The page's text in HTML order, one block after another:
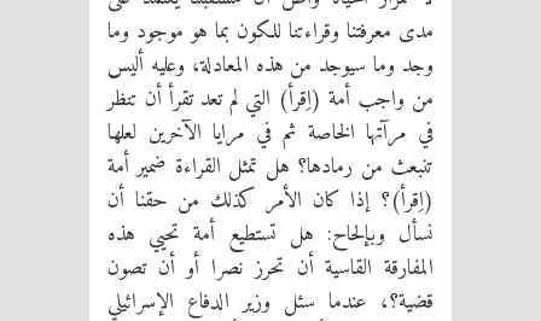
مدى معرفتنا وقراءتنا للكون بما هو موجود وما
وجد وما سيوجد من هذه المعادلة، وعليه أليس
من واجب أمة (اِقرأ) التي لم تعد تقرأ أن تنظر
في مرآتها الخاصة ثم في مرايا الآخرين لعلها
تنبعث من رمادها؟ هل تمثل القراءة ضمير أمة
(اِقرأ)؟ إذا كان الأمر كذلك من حقنا أن
نسأل وبإلحاح: هل تستطيع أمة تحيي هذه
المفارقة القاسية أن تحرز نصرا أو أن تصون
قضية؟، عندما سئل وزير الدفاع الإسرائيلي